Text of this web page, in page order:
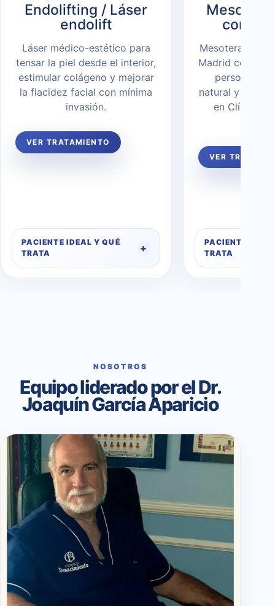
Endolifting / Láser
endolift
Láser médico-estético para
tensar la piel desde el interior,
estimular colágeno y mejorar
la flacidez facial con mínima
invasión.
VER TRATAMIENTO
PACIENTE IDEAL Y QUÉ
TRATA
con
Mesoterapia
Madrid con
natural y
en Clínica
VER
PACIENTE
TRATA
NOSOTROS
Equipo liderado por el Dr.
Joaquín García Aparicio